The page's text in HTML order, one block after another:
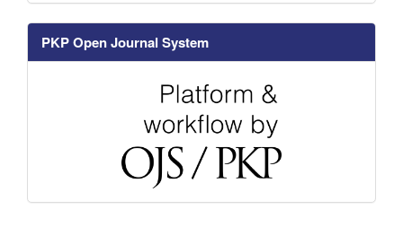
PKP Open Journal System